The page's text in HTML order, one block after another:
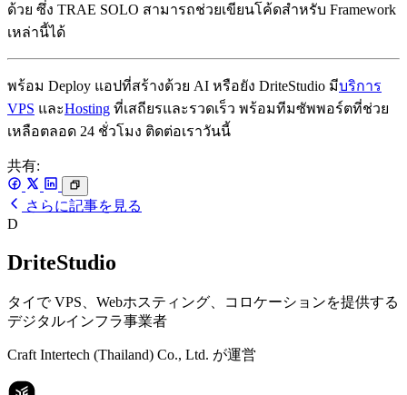
ด้วย ซึ่ง TRAE SOLO สามารถช่วยเขียนโค้ดสำหรับ Framework
เหล่านี้ได้
พร้อม Deploy แอปที่สร้างด้วย AI หรือยัง DriteStudio มีบริการ
VPS และHosting ที่เสถียรและรวดเร็ว พร้อมทีมซัพพอร์ตที่ช่วย
เหลือตลอด 24 ชั่วโมง ติดต่อเราวันนี้
共有:
さらに記事を見る
D
DriteStudio
タイで VPS、Webホスティング、コロケーションを提供する
デジタルインフラ事業者
Craft Intertech (Thailand) Co., Ltd. が運営